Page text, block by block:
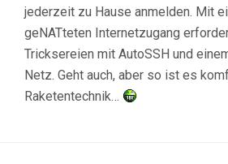
jederzeit zu Hause anmelden. Mit
geNATteten Internetzugang
Tricksereien mit AutoSSH und
Netz. Geht auch, aber so ist es
Raketentechnik…